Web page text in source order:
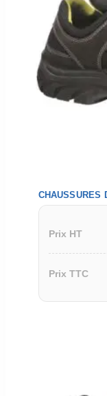
CHAUSSURES
Prix HT
Prix TTC